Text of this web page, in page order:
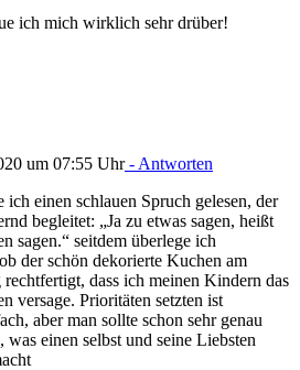
ich mich wirklich sehr drüber!
um 07:55 Uhr- Antworten
ich einen schlauen Spruch gelesen, der
begleitet: „Ja zu etwas sagen, heißt
sagen.“ seitdem überlege ich
der schön dekorierte Kuchen am
dass ich meinen Kindern das
versage. Prioritäten setzten ist
aber man sollte schon sehr genau
was einen selbst und seine Liebsten